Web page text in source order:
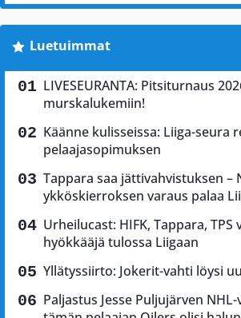
Luetuimmat
LIVESEURANTA: Pitsiturnaus
murskalukemiin!
Käänne kulisseissa: Liiga-seura
pelaajasopimuksen
Tappara saa jättivahvistuksen –
ykköskierroksen varaus palaa
Urheilucast: HIFK, Tappara, TPS
hyökkääjä tulossa Liigaan
Yllätyssiirto: Jokerit-vahti löysi
Paljastus Jesse Puljujärven